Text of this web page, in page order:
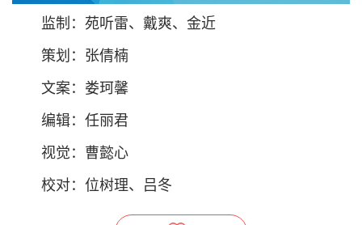
监制：苑听雷、戴爽、金近
策划：张倩楠
文案：娄珂馨
编辑：任丽君
视觉：曹懿心
校对：位树理、吕冬